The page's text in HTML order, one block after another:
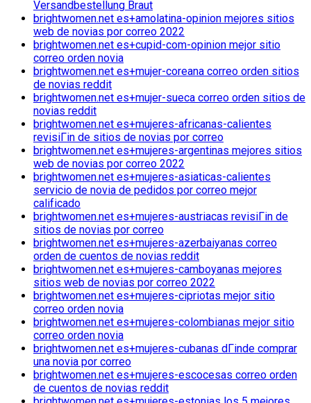
Versandbestellung Braut
brightwomen.net es+amolatina-opinion mejores sitios
web de novias por correo 2022
brightwomen.net es+cupid-com-opinion mejor sitio
correo orden novia
brightwomen.net es+mujer-coreana correo orden sitios
de novias reddit
brightwomen.net es+mujer-sueca correo orden sitios de
novias reddit
brightwomen.net es+mujeres-africanas-calientes
revisiГіn de sitios de novias por correo
brightwomen.net es+mujeres-argentinas mejores sitios
web de novias por correo 2022
brightwomen.net es+mujeres-asiaticas-calientes
servicio de novia de pedidos por correo mejor
calificado
brightwomen.net es+mujeres-austriacas revisiГіn de
sitios de novias por correo
brightwomen.net es+mujeres-azerbaiyanas correo
orden de cuentos de novias reddit
brightwomen.net es+mujeres-camboyanas mejores
sitios web de novias por correo 2022
brightwomen.net es+mujeres-cipriotas mejor sitio
correo orden novia
brightwomen.net es+mujeres-colombianas mejor sitio
correo orden novia
brightwomen.net es+mujeres-cubanas dГіnde comprar
una novia por correo
brightwomen.net es+mujeres-escocesas correo orden
de cuentos de novias reddit